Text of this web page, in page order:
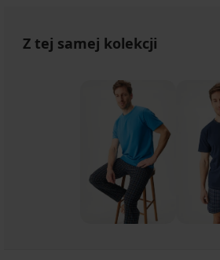
Z tej samej kolekcji